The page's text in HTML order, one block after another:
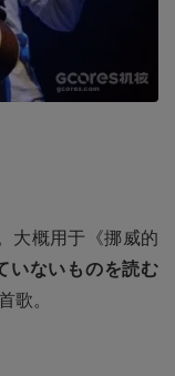
大概用于《挪威的
いないものを読む
歌。